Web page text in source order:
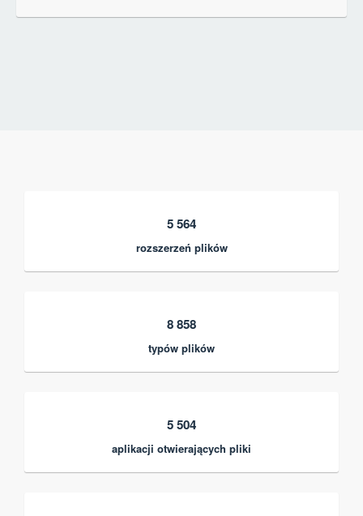
5 564
rozszerzeń plików
8 858
typów plików
5 504
aplikacji otwierających pliki